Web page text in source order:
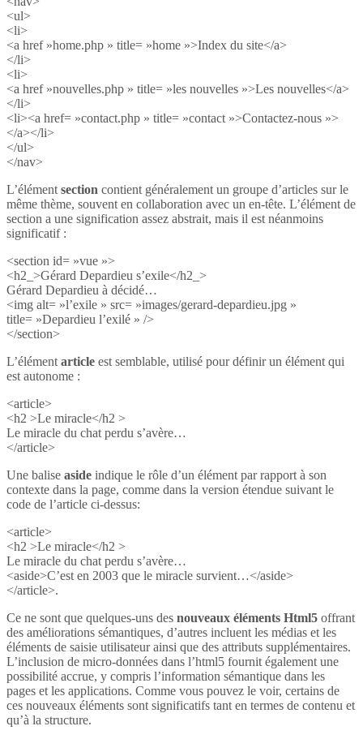
<ul>
<li>
<a href »home.php » title= »home »>Index du site</a>
</li>
<li>
<a href »nouvelles.php » title= »les nouvelles »>Les nouvelles</a>
</li>
<li><a href= »contact.php » title= »contact »>Contactez-nous »>
</a></li>
</ul>
</nav>
L’élément section contient généralement un groupe d’articles sur le
même thème, souvent en collaboration avec un en-tête. L’élément de
section a une signification assez abstrait, mais il est néanmoins
significatif :
<section id= »vue »>
<h2_>Gérard Depardieu s’exile</h2_>
Gérard Depardieu à décidé…
<img alt= »l’exile » src= »images/gerard-depardieu.jpg »
title= »Depardieu l’exilé » />
</section>
L’élément article est semblable, utilisé pour définir un élément qui
est autonome :
<article>
<h2 >Le miracle</h2 >
Le miracle du chat perdu s’avère…
</article>
Une balise aside indique le rôle d’un élément par rapport à son
contexte dans la page, comme dans la version étendue suivant le
code de l’article ci-dessus:
<article>
<h2 >Le miracle</h2 >
Le miracle du chat perdu s’avère…
<aside>C’est en 2003 que le miracle survient…</aside>
</article>.
Ce ne sont que quelques-uns des nouveaux éléments Html5 offrant
des améliorations sémantiques, d’autres incluent les médias et les
éléments de saisie utilisateur ainsi que des attributs supplémentaires.
L’inclusion de micro-données dans l’html5 fournit également une
possibilité accrue, y compris l’information sémantique dans les
pages et les applications. Comme vous pouvez le voir, certains de
ces nouveaux éléments sont significatifs tant en termes de contenu et
qu’à la structure.